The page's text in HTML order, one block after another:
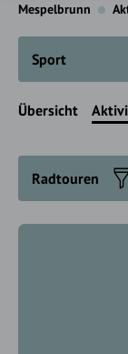
Mespelbrunn
Sport
Übersicht
Radtouren